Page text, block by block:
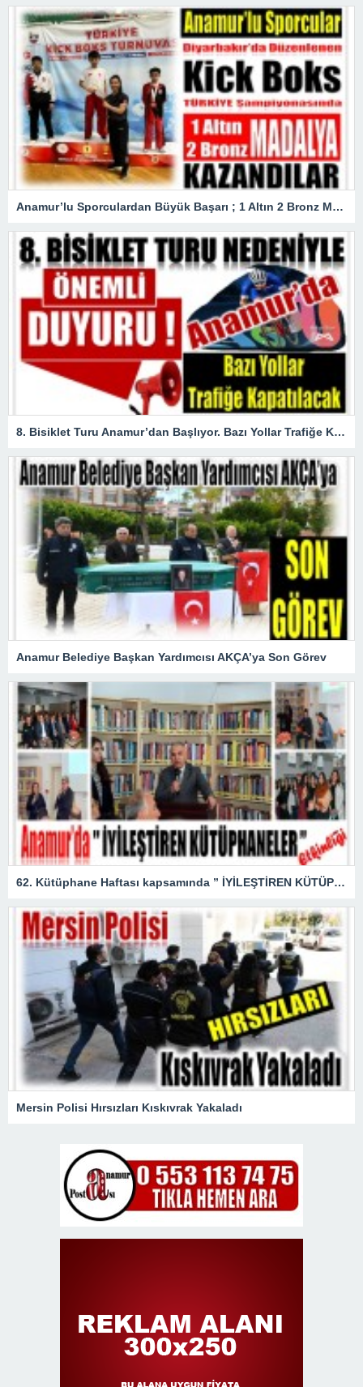
Anamur’lu Sporculardan Büyük Başarı ; 1 Altın 2 Bronz Madalya Kazandılar
8. Bisiklet Turu Anamur’dan Başlıyor. Bazı Yollar Trafiğe Kapatılacak
Anamur Belediye Başkan Yardımcısı AKÇA’ya Son Görev
62. Kütüphane Haftası kapsamında ” İYİLEŞTİREN KÜTÜPHANELER ” etkinliği düzenlendi.
Mersin Polisi Hırsızları Kıskıvrak Yakaladı